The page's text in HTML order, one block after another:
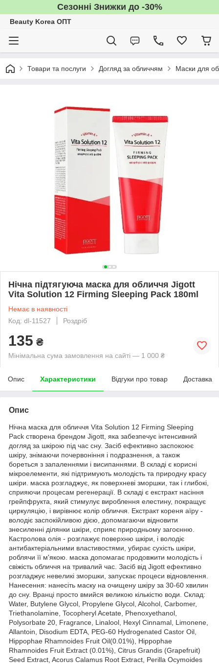
Сезонні Знижки до -30%
Beauty Korea ОПТ
Товари та послуги Догляд за обличчям Маски для
Нічна підтягуюча маска для обличчя Jigott
Vita Solution 12 Firming Sleeping Pack 180ml
Немає в наявності
Код: dl-11527
Роздріб
135 ₴
Мінімальна сума замовлення на сайті — 1 000 ₴
Опис Характеристики Відгуки про товар Доставка
Опис
Нічна маска для обличчя Vita Solution 12 Firming Sleeping
Pack створена брендом Jigott, яка забезпечує інтенсивний
догляд за шкірою під час сну. Засіб ефективно заспокоює
шкіру, знімаючи почервоніння і подразнення, а також
бореться з запаленнями і висипаннями. В складі є корисні
мікроелементи, які підтримують молодість та природну красу
шкіри. маска розгладжує, як поверхневі зморшки, так і глибокі,
сприяючи процесам регенерації. В складі є екстракт насіння
грейпфрукта, який стимулує вироблення елестину, покращує
циркуляцію, і вирівнює колір обличчя. Екстракт кореня аїру -
володіє заспокійливою дією, допомагаючи відновити
знесиленні ділянки шкіри, сприяє природньому загоєнню.
Кастролова олія - розглажує поверхню шкіри, і володіє
антибактеріальними властивостями, убирає сухість шкіри,
роблячи її м'якою. маска допомагає продовжити молодість і
свіжість обличчя на тривалий час. Засіб від Jigott ефективно
розгладжує невеликі зморшки, запускає процеси відновлення.
Нанесення: нанесіть маску на очищену шкіру за 30-60 хвилин
до сну. Вранці просто вмийся великою кількістю води. Склад:
Water, Butylene Glycol, Propylene Glycol, Alcohol, Carbomer,
Triethanolamine, Tocopheryl Acetate, Phenoxyethanol,
Polysorbate 20, Fragrance, Linalool, Hexyl Cinnamal, Limonene,
Allantoin, Disodium EDTA, PEG-60 Hydrogenated Castor Oil,
Hippophae Rhamnoides Fruit Oil(0.01%), Hippophae
Rhamnoides Fruit Extract (0.01%), Citrus Grandis (Grapefruit)
Seed Extract, Acorus Calamus Root Extract, Perilla Ocymoides